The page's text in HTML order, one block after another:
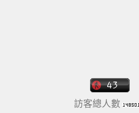
訪客總人數